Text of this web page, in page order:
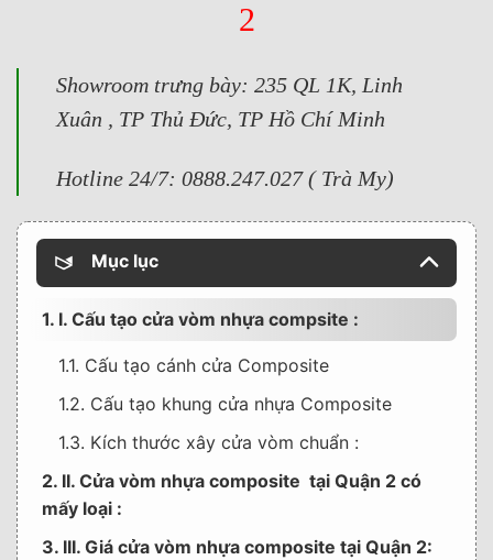
2
Showroom trưng bày: 235 QL 1K, Linh
Xuân , TP Thủ Đức, TP Hồ Chí Minh
Hotline 24/7: 0888.247.027 ( Trà My)
Mục lục
1. I. Cấu tạo cửa vòm nhựa compsite :
1.1. Cấu tạo cánh cửa Composite
1.2. Cấu tạo khung cửa nhựa Composite
1.3. Kích thước xây cửa vòm chuẩn :
2. II. Cửa vòm nhựa composite tại Quận 2 có
mấy loại :
3. III. Giá cửa vòm nhựa composite tại Quận 2: